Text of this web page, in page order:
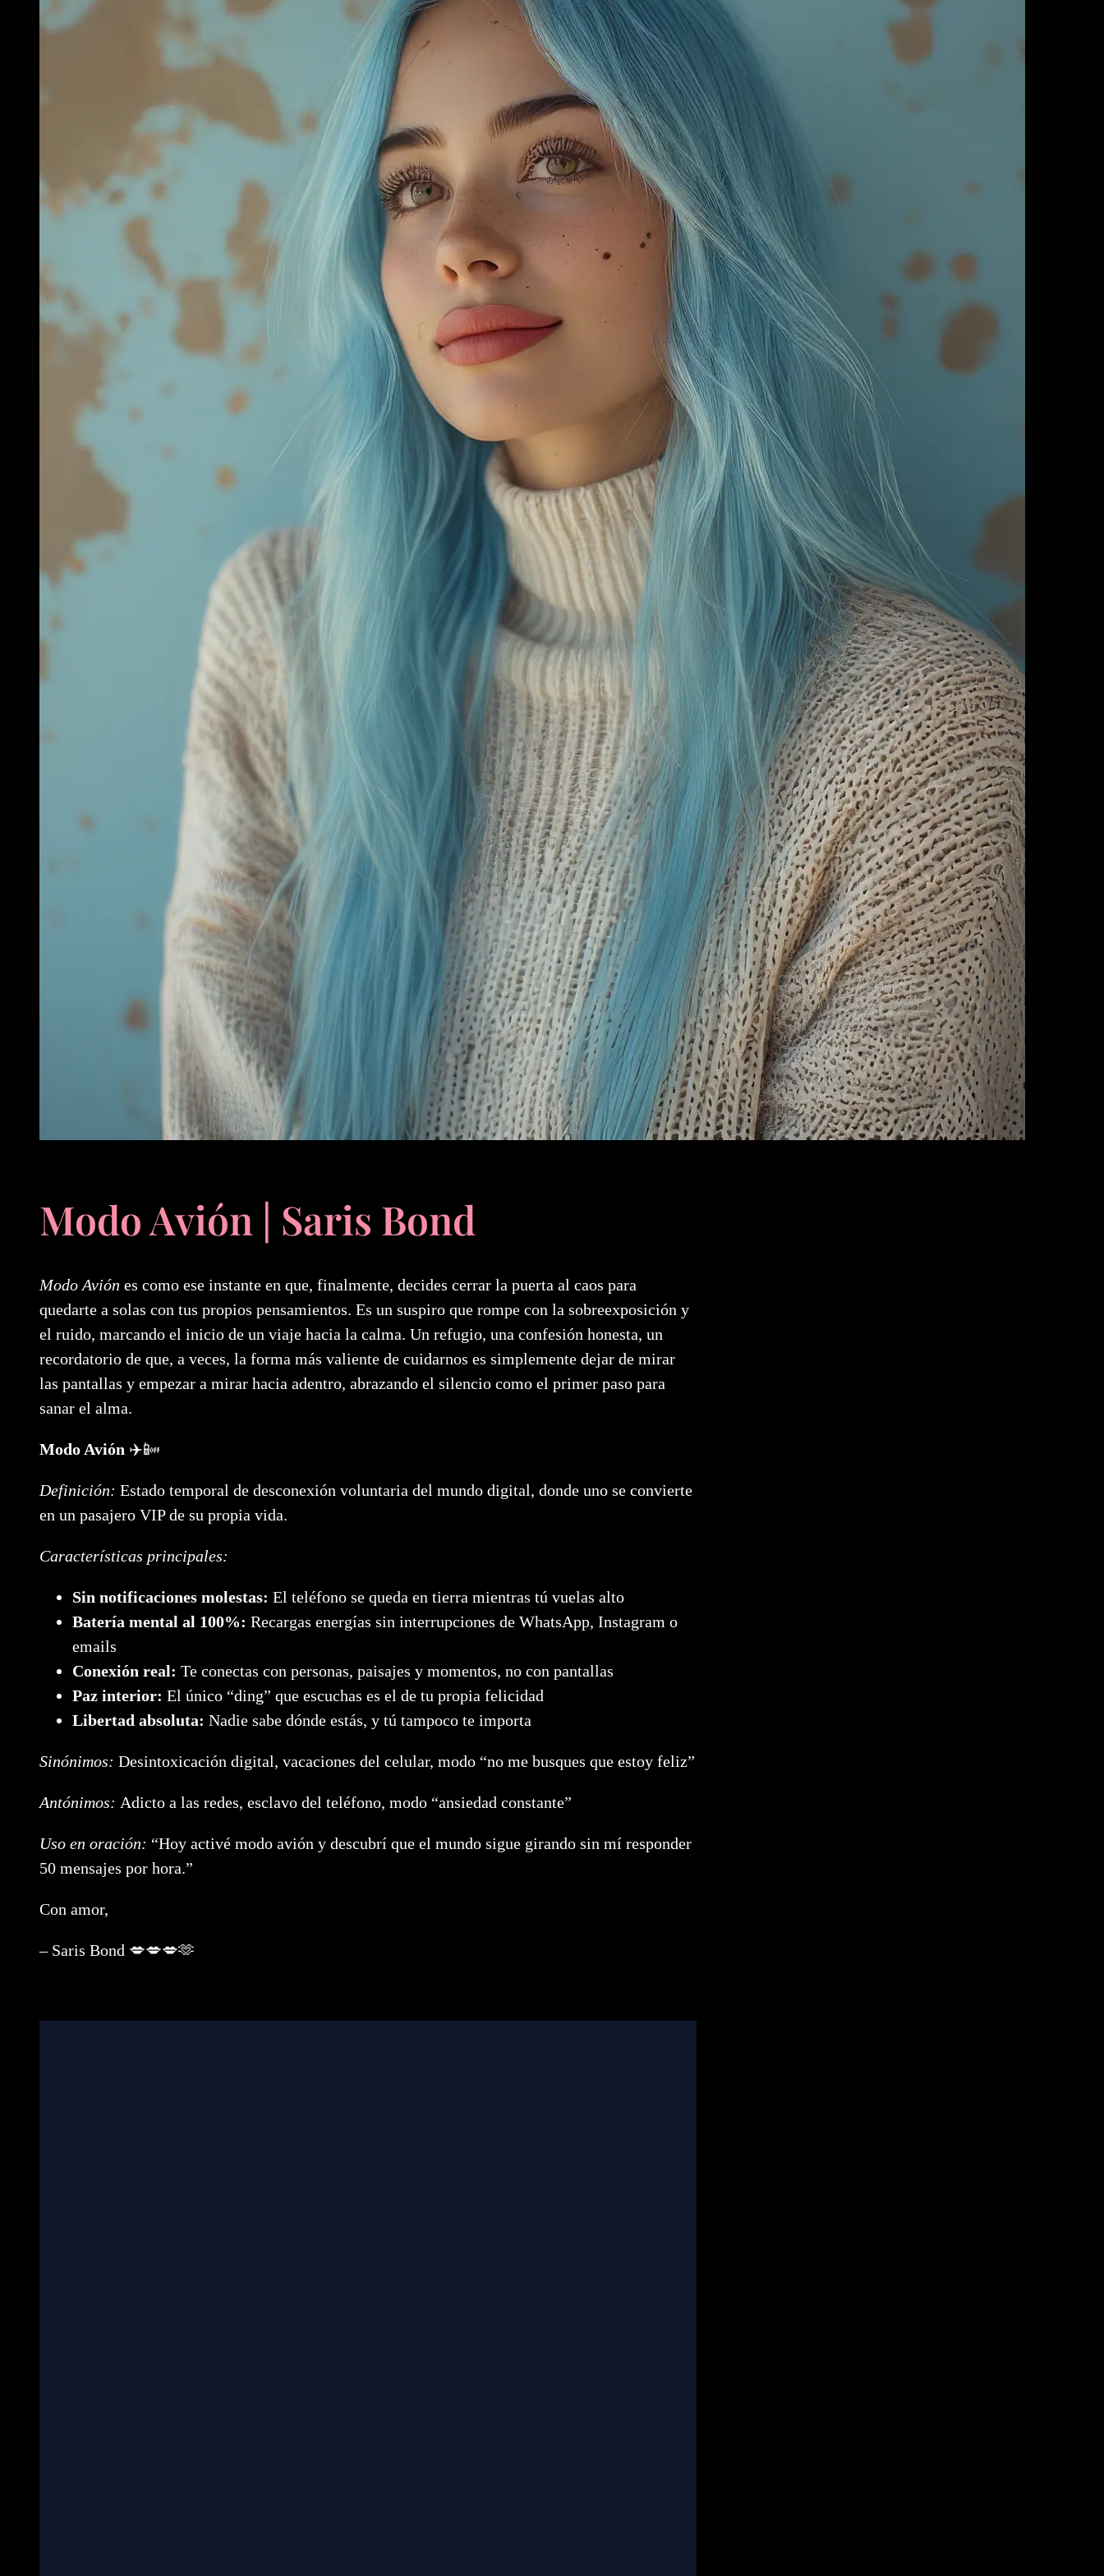
Modo Avión | Saris Bond
Modo Avión es como ese instante en que, finalmente, decides cerrar la puerta al caos para
quedarte a solas con tus propios pensamientos. Es un suspiro que rompe con la sobreexposición y
el ruido, marcando el inicio de un viaje hacia la calma. Un refugio, una confesión honesta, un
recordatorio de que, a veces, la forma más valiente de cuidarnos es simplemente dejar de mirar
las pantallas y empezar a mirar hacia adentro, abrazando el silencio como el primer paso para
sanar el alma.
Modo Avión ✈️📴
Definición: Estado temporal de desconexión voluntaria del mundo digital, donde uno se convierte
en un pasajero VIP de su propia vida.
Características principales:
Sin notificaciones molestas: El teléfono se queda en tierra mientras tú vuelas alto
Batería mental al 100%: Recargas energías sin interrupciones de WhatsApp, Instagram o
emails
Conexión real: Te conectas con personas, paisajes y momentos, no con pantallas
Paz interior: El único “ding” que escuchas es el de tu propia felicidad
Libertad absoluta: Nadie sabe dónde estás, y tú tampoco te importa
Sinónimos: Desintoxicación digital, vacaciones del celular, modo “no me busques que estoy feliz”
Antónimos: Adicto a las redes, esclavo del teléfono, modo “ansiedad constante”
Uso en oración: “Hoy activé modo avión y descubrí que el mundo sigue girando sin mí responder
50 mensajes por hora.”
Con amor,
– Saris Bond 💋💋💋🫶